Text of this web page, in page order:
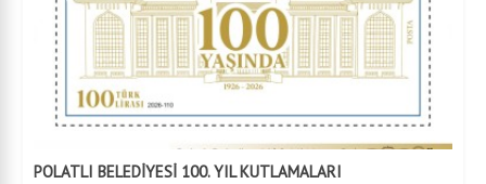
POLATLI BELEDİYESİ 100. YIL KUTLAMALARI